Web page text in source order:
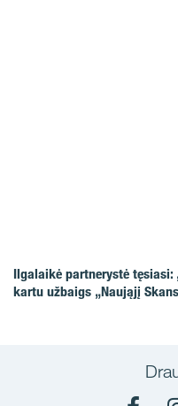
Ilgalaikė partnerystė tęsiasi:
kartu užbaigs „Naująjį